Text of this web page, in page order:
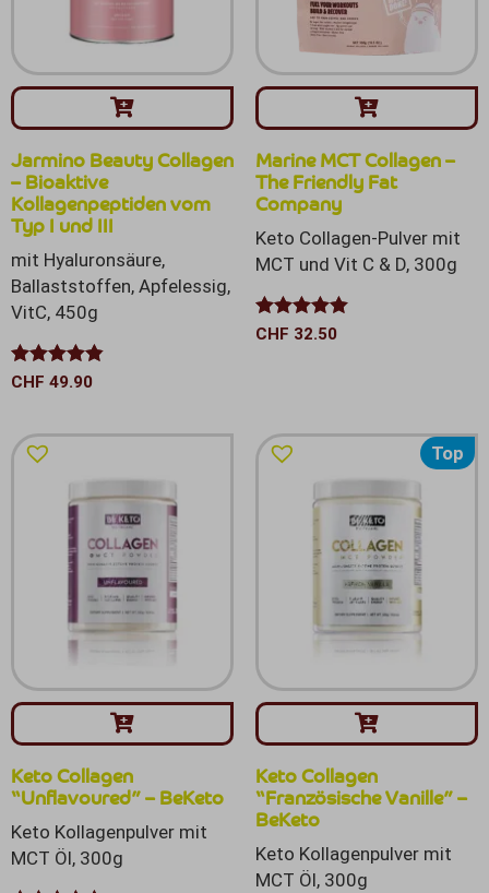
Jarmino Beauty Collagen
– Bioaktive
Kollagenpeptiden vom
Typ I und III
CHF 49.90
mit Hyaluronsäure,
Ballaststoffen, Apfelessig,
VitC, 450g
Bewertet
Marine MCT Collagen –
The Friendly Fat
Company
CHF 32.50
Keto Collagen-Pulver mit
MCT und Vit C & D, 300g
Bewertet mit
Keto Collagen
“Unflavoured” – BeKeto
Keto Kollagenpulver mit
MCT Öl, 300g
Top
Keto Collagen
“Französische Vanille” –
BeKeto
Keto Kollagenpulver mit
MCT Öl, 300g